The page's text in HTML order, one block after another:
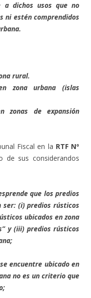
a dichos usos que no
ni estén comprendidos
rural.
zona urbana (islas
zonas de expansión
Fiscal en la RTF Nº
de sus considerandos
que los predios
ser: (i) predios rústicos
ubicados en zona
y (iii) predios rústicos
encuentre ubicado en
no es un criterio que